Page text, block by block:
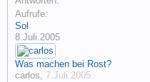
Aufrufe:
Sol
8.Juli.2005
Was machen bei Rost?
carlos, 7.Juli.2005